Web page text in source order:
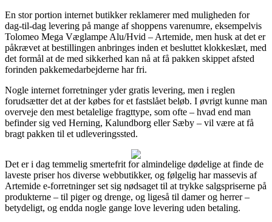
En stor portion internet butikker reklamerer med muligheden for
dag-til-dag levering på mange af shoppens varenumre, eksempelvis
Tolomeo Mega Væglampe Alu/Hvid – Artemide, men husk at det er
påkrævet at bestillingen anbringes inden et besluttet klokkeslæt, med
det formål at de med sikkerhed kan nå at få pakken skippet afsted
forinden pakkemedarbejderne har fri.
Nogle internet forretninger yder gratis levering, men i reglen
forudsætter det at der købes for et fastslået beløb. I øvrigt kunne man
overveje den mest betalelige fragttype, som ofte – hvad end man
befinder sig ved Herning, Kalundborg eller Sæby – vil være at få
bragt pakken til et udleveringssted.
Det er i dag temmelig smertefrit for almindelige dødelige at finde de
laveste priser hos diverse webbutikker, og følgelig har massevis af
Artemide e-forretninger set sig nødsaget til at trykke salgspriserne på
produkterne – til piger og drenge, og ligeså til damer og herrer –
betydeligt, og endda nogle gange love levering uden betaling.